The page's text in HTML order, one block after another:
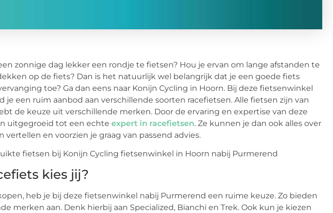
zonnige dag lekker een rondje te fietsen? Hou je ervan om lange afstanden te
op de fiets? Dan is het natuurlijk wel belangrijk dat je een goede fiets
toe? Ga dan eens naar Konijn Cycling in Hoorn. Bij deze fietsenwinkel
een ruim aanbod aan verschillende soorten racefietsen. Alle fietsen zijn van
de keuze uit verschillende merken. Door de ervaring en expertise van deze
uitgegroeid tot een echte expert in racefietsen. Ze kunnen je dan ook alles over
en voorzien je graag van passend advies.
kies jij?
heb je bij deze fietsenwinkel nabij Purmerend een ruime keuze. Zo bieden
merken aan. Denk hierbij aan Specialized, Bianchi en Trek. Ook kun je kiezen